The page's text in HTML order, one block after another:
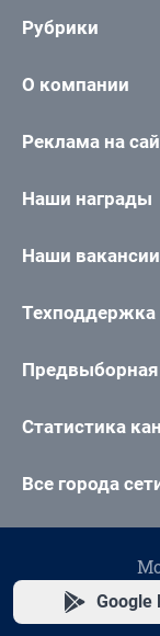
Рубрики
О компании
Реклама на
Наши награды
Наши вакансии
Техподдержка
Предвыборная
Статистика
Все города
Google